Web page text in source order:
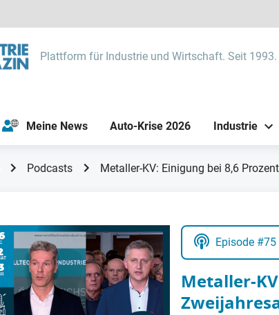
Plattform für Industrie und Wirtschaft. Seit 1993.
Meine News Auto-Krise 2026 Industrie
Podcasts Metaller-KV: Einigung bei 8,6
Episode #75
Metaller-